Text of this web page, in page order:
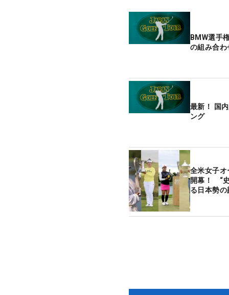
BMW選手
の組み合わ
最新！ 国
ング
全米女子オ
開幕！ “
る日本勢